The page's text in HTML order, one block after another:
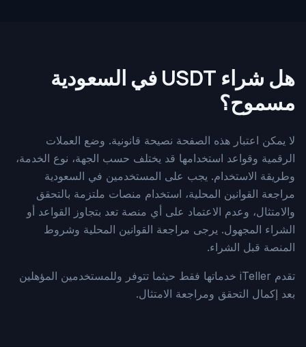
هل شراء USDT في السعودية
مسموح؟
لا يمكن اعتبار هذه الصفحة نصيحة قانونية. وضع العملات
الرقمية وقواعد استخدامها قد يختلف حسب الجهة، نوع الخدمة،
وطريقة الاستخدام. يجب على المستخدمين في السعودية
مراجعة القوانين المحلية، استخدام منصات ملتزمة بالتحقق
والامتثال، وعدم الاعتماد على أي منصة تعد بتجاوز القواعد أو
الشراء المجهول. يرجى مراجعة القوانين المحلية وشروط
المنصة قبل الشراء.
تقدم iTeller خدماتها فقط حيثما تتوفر وللمستخدمين المؤهلين
بعد إكمال التحقق ومراجعة الامتثال.